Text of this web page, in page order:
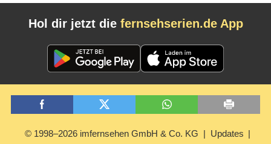
Hol dir jetzt die fernsehserien.de App
© 1998–2026 imfernsehen GmbH & Co. KG Updates